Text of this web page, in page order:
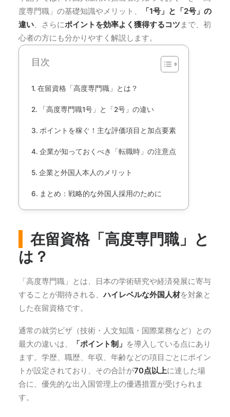
度専門職」の基礎知識やメリット、
「1号」と「2号」の
違い、さらにポイントを効率よく獲得するコツ まで、初
心者の方にも分かりやすく解説します。
目次
在留資格「高度専門職」とは？
「高度専門職1号」と「2号」の違い
ポイントを稼ぐ！主な評価項目と加点要素
企業が知っておくべき「転職時」の注意点
企業と外国人本人のメリット
まとめ：戦略的な外国人採用のために
在留資格「高度専門職」と
は？
「高度専門職」とは、日本の学術研究や経済発展に寄与
することが期待される、ハイレベルな外国人材を対象と
した在留資格です。
通常の就労ビザ（技術・人文知識・国際業務など）との
最大の違いは、
「ポイント制」 を導入している点にあり
ます。学歴、職歴、年収、年齢などの項目ごとにポイン
トが設定されており、その合計が70点以上に達した場
合に、優先的な出入国管理上の優遇措置が受けられま
す。